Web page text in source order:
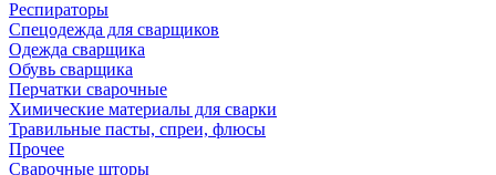
Респираторы
Спецодежда для сварщиков
Одежда сварщика
Обувь сварщика
Перчатки сварочные
Химические материалы для сварки
Травильные пасты, спреи, флюсы
Прочее
Сварочные шторы